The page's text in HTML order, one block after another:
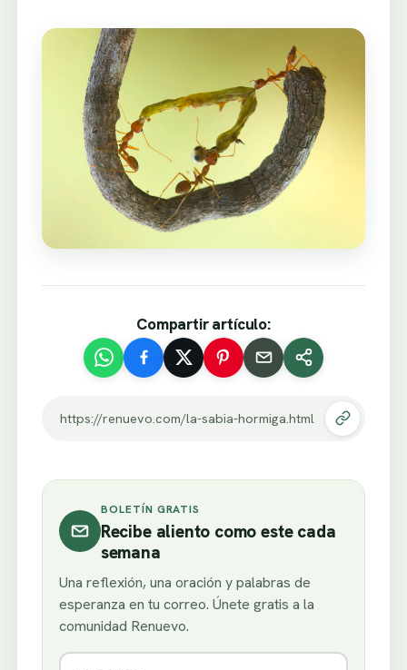
Compartir artículo:
https://renuevo.com/la-sabia-hormiga.html
BOLETÍN GRATIS
Recibe aliento como este cada
semana
Una reflexión, una oración y palabras de
esperanza en tu correo. Únete gratis a la
comunidad Renuevo.
Nombre